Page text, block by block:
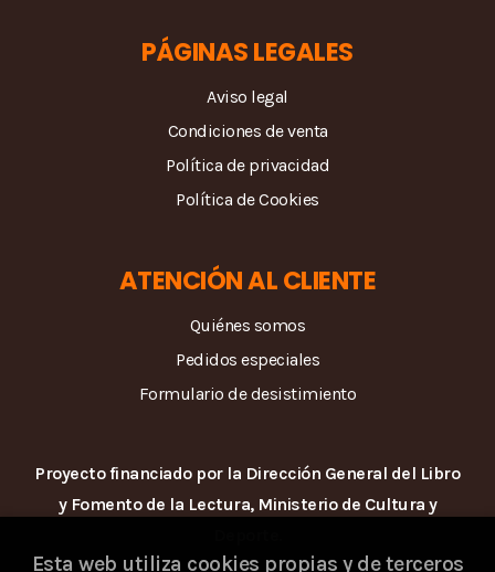
PÁGINAS LEGALES
Aviso legal
Condiciones de venta
Política de privacidad
Política de Cookies
ATENCIÓN AL CLIENTE
Quiénes somos
Pedidos especiales
Formulario de desistimiento
Proyecto financiado por la Dirección General del Libro
y Fomento de la Lectura, Ministerio de Cultura y
Esta web utiliza cookies propias y de terceros